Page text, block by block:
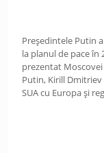
Președintele Putin
la planul de pace în
prezentat
Putin, Kirill
SUA cu Europa și